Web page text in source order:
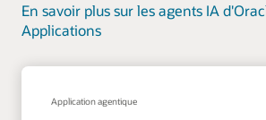
En savoir plus sur les agents IA
Applications
Application agentique